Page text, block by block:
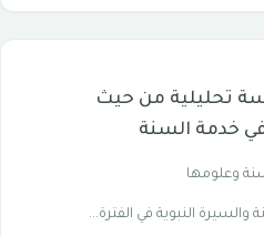
تحليلية من حيث
في خدمة السنة
وعلومها
النبوية في الفترة...